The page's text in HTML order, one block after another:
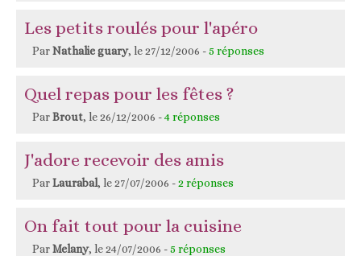
Les petits roulés pour l'apéro
ParNathalie guary, le 27/12/2006 -5 réponses
Quel repas pour les fêtes ?
ParBrout, le 26/12/2006 -4 réponses
J'adore recevoir des amis
ParLaurabal, le 27/07/2006 -2 réponses
On fait tout pour la cuisine
ParMelany, le 24/07/2006 -5 réponses